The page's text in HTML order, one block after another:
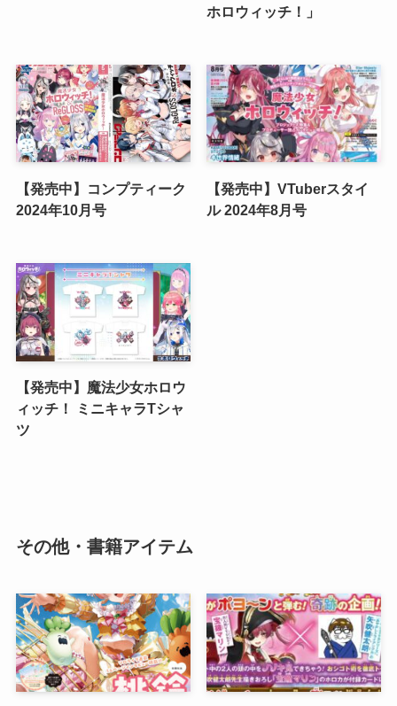
ホロウィッチ！」
【発売中】コンプティーク
2024年10月号
【発売中】VTuberスタイ
ル 2024年8月号
【発売中】魔法少女ホロウ
ィッチ！ ミニキャラTシャ
ツ
その他・書籍アイテム